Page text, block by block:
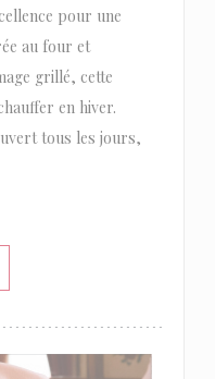
pour une
au four et
grillé, cette
en hiver.
tous les jours,